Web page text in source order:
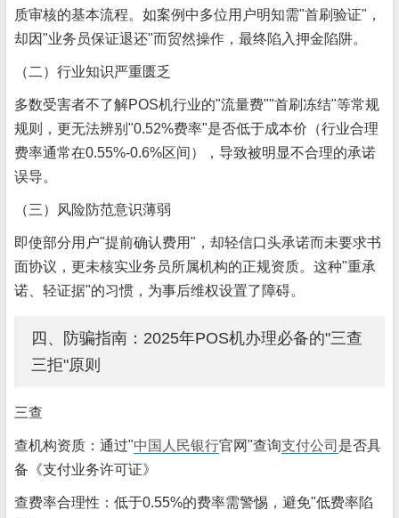
质审核的基本流程。如案例中多位用户明知需"首刷验证"，
却因"业务员保证退还"而贸然操作，最终陷入押金陷阱。
（二）行业知识严重匮乏
多数受害者不了解POS机行业的"流量费""首刷冻结"等常规
规则，更无法辨别"0.52%费率"是否低于成本价（行业合理
费率通常在0.55%-0.6%区间），导致被明显不合理的承诺
误导。
（三）风险防范意识薄弱
即使部分用户"提前确认费用"，却轻信口头承诺而未要求书
面协议，更未核实业务员所属机构的正规资质。这种"重承
诺、轻证据"的习惯，为事后维权设置了障碍。
四、防骗指南：2025年POS机办理必备的"三查
三拒"原则
三查
查机构资质：通过"中国人民银行官网"查询支付公司 是否具
备《支付业务许可证》
查费率合理性：低于0.55%的费率需警惕，避免"低费率陷